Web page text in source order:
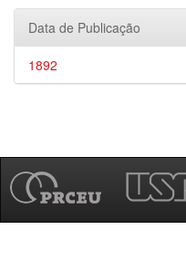
Data de Publicação
1892